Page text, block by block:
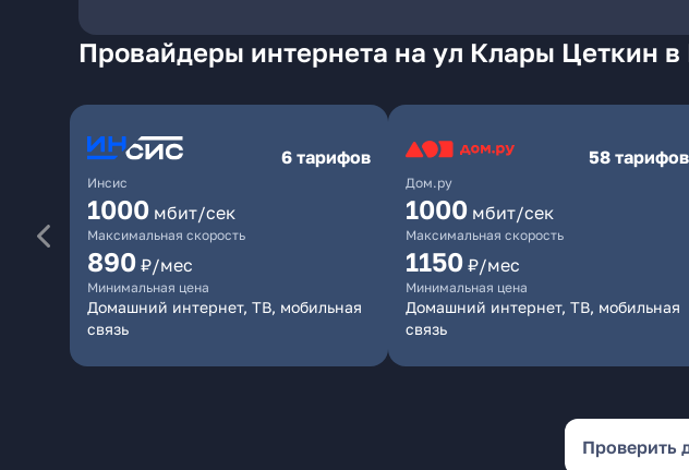
Провайдеры интернета на ул Клары Цеткин в
Инсис
6 тарифов
1000 мбит/сек
Максимальная скорость
890 ₽/мес
Минимальная цена
Домашний интернет, ТВ, мобильная
связь
Дом.ру
58 тарифов
1000 мбит/сек
Максимальная скорость
1150 ₽/мес
Минимальная цена
Домашний интернет, ТВ, мобильная
связь
Проверить